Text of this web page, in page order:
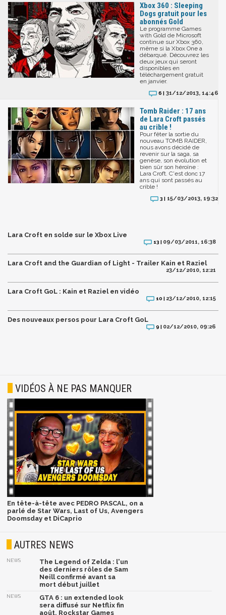
Xbox 360 : Sleeping
Dogs gratuit pour les
abonnés Gold
Le programme Games
with Gold de Microsoft
continue sur Xbox 360,
même si la Xbox One a
débarqué. Découvrez les
deux jeux qui seront
disponibles en
téléchargement gratuit
en janvier.
6 | 31/12/2013, 14:46
Tomb Raider : 17 ans
de Lara Croft passés
au crible !
Pour fêter la sortie du
nouveau TOMB RAIDER,
nous avons décidé de
revenir sur la saga, sa
genèse, son évolution et
bien sûr son héroïne :
Lara Croft. C'est donc 17
ans qui sont passés au
crible !
3 | 15/03/2013, 19:32
Lara Croft en solde sur le Xbox Live
13 | 09/03/2011, 16:38
Lara Croft and the Guardian of Light - Trailer Kain et Raziel
23/12/2010, 12:21
Lara Croft GoL : Kain et Raziel en vidéo
10 | 23/12/2010, 12:15
Des nouveaux persos pour Lara Croft GoL
9 | 02/12/2010, 09:26
VIDÉOS À NE PAS MANQUER
En tête-à-tête avec PEDRO PASCAL, on a
parlé de Star Wars, Last of Us, Avengers
Doomsday et DiCaprio
AUTRES NEWS
NEWS
The Legend of Zelda : l'un
des derniers rôles de Sam
Neill confirmé avant sa
mort début juillet
NEWS
GTA 6 : un extended look
sera diffusé sur Netflix fin
août, Rockstar Games